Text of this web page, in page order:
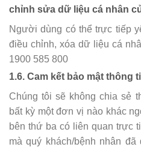
chỉnh sửa dữ liệu cá nhân
Người dùng có thể trực tiếp
điều chỉnh, xóa dữ liệu cá
1900 585 800
1.6. Cam kết bảo mật thông
Chúng tôi sẽ không chia sẻ
bất kỳ một đơn vị nào khác
bên thứ ba có liên quan trực
mà quý khách/bệnh nhân đã